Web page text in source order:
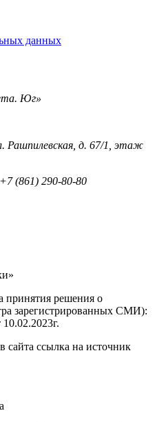
данных
Юг»
Рашпилевская, д. 67/1, этаж
(861) 290-80-80
принятия решения о
зарегистрированных СМИ):
сайта ссылка на источник